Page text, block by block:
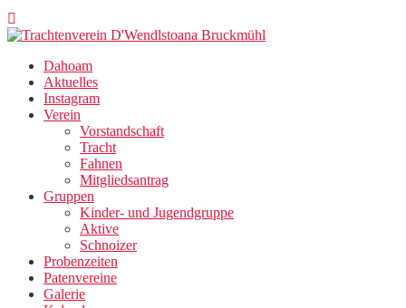
Dahoam
Aktuelles
Instagram
Verein
Vorstandschaft
Tracht
Fahnen
Mitgliedsantrag
Gruppen
Kinder- und Jugendgruppe
Aktive
Schnoizer
Probenzeiten
Patenvereine
Galerie